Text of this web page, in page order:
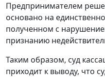
Предпринимателем
основано на
полученном с
признанию
Таким образом, суд
приходит к выводу, что